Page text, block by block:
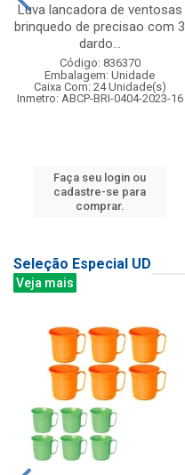
Luva lancadora de ventosas
brinquedo de precisao com 3
dardo...
Código: 836370
Embalagem: Unidade
Caixa Com: 24 Unidade(s)
Inmetro: ABCP-BRI-0404-2023-16
Faça seu login ou
cadastre-se para
comprar.
Seleção Especial UD
Veja mais